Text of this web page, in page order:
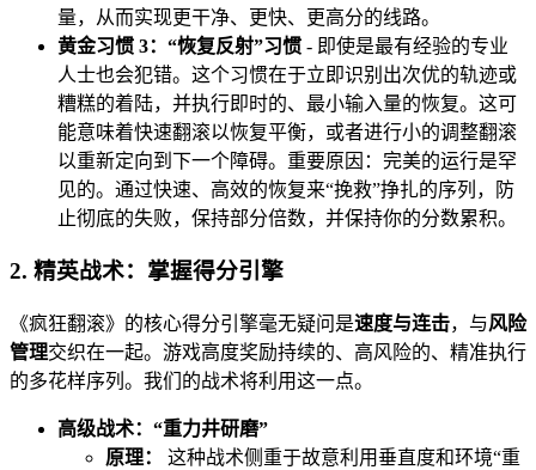
量，从而实现更干净、更快、更高分的线路。
黄金习惯 3：“恢复反射”习惯 - 即使是最有经验的专业
人士也会犯错。这个习惯在于立即识别出次优的轨迹或
糟糕的着陆，并执行即时的、最小输入量的恢复。这可
能意味着快速翻滚以恢复平衡，或者进行小的调整翻滚
以重新定向到下一个障碍。重要原因：完美的运行是罕
见的。通过快速、高效的恢复来“挽救”挣扎的序列，防
止彻底的失败，保持部分倍数，并保持你的分数累积。
2. 精英战术：掌握得分引擎
《疯狂翻滚》的核心得分引擎毫无疑问是速度与连击，与风险
管理交织在一起。游戏高度奖励持续的、高风险的、精准执行
的多花样序列。我们的战术将利用这一点。
高级战术：“重力井研磨”
原理：
这种战术侧重于故意利用垂直度和环境“重